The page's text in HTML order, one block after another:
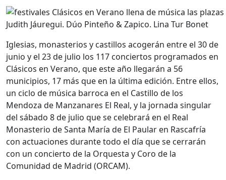
Judith Jáuregui. Dúo Pinteño & Zapico. Lina Tur Bonet
Iglesias, monasterios y castillos acogerán entre el 30 de
junio y el 23 de julio los 117 conciertos programados en
Clásicos en Verano, que este año llegarán a 56
municipios, 17 más que en la última edición. Entre ellos,
un ciclo de música barroca en el Castillo de los
Mendoza de Manzanares El Real, y la jornada singular
del sábado 8 de julio que se celebrará en el Real
Monasterio de Santa María de El Paular en Rascafría
con actuaciones durante todo el día que se cerrarán
con un concierto de la Orquesta y Coro de la
Comunidad de Madrid (ORCAM).